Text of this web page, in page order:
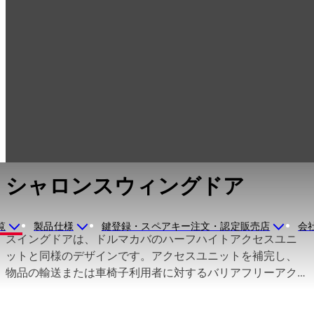
製品仕様 鍵登録・スペアキー注文・認定販売店 会
シャロンスウィングドア
スイングドアは、ドルマカバのハーフハイトアクセスユニ
ットと同様のデザインです。アクセスユニットを補完し、
物品の輸送または車椅子利用者に対するバリアフリーアク